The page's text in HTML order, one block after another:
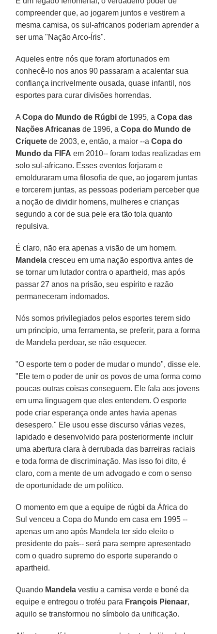
compreender que, ao jogarem juntos e vestirem a
mesma camisa, os sul-africanos poderiam aprender a
ser uma "Nação Arco-Íris".
Aqueles entre nós que foram afortunados em
conhecê-lo nos anos 90 passaram a acalentar sua
confiança incrivelmente ousada, quase infantil, nos
esportes para curar divisões horrendas.
ACopa do Mundo de Rúgbi de 1995, aCopa das
Nações Africanas de 1996, aCopa do Mundo de
Críquete de 2003, e, então, a maior --aCopa do
Mundo da FIFA em 2010-- foram todas realizadas em
solo sul-africano. Esses eventos forjaram e
emolduraram uma filosofia de que, ao jogarem juntas
e torcerem juntas, as pessoas poderiam perceber que
a noção de dividir homens, mulheres e crianças
segundo a cor de sua pele era tão tola quanto
repulsiva.
É claro, não era apenas a visão de um homem.
Mandela cresceu em uma nação esportiva antes de
se tornar um lutador contra o apartheid, mas após
passar 27 anos na prisão, seu espírito e razão
permaneceram indomados.
Nós somos privilegiados pelos esportes terem sido
um princípio, uma ferramenta, se preferir, para a forma
de Mandela perdoar, se não esquecer.
"O esporte tem o poder de mudar o mundo", disse ele.
"Ele tem o poder de unir os povos de uma forma como
poucas outras coisas conseguem. Ele fala aos jovens
em uma linguagem que eles entendem. O esporte
pode criar esperança onde antes havia apenas
desespero." Ele usou esse discurso várias vezes,
lapidado e desenvolvido para posteriormente incluir
uma abertura clara à derrubada das barreiras raciais
e toda forma de discriminação. Mas isso foi dito, é
claro, com a mente de um advogado e com o senso
de oportunidade de um político.
O momento em que a equipe de rúgbi da África do
Sul venceu a Copa do Mundo em casa em 1995 --
apenas um ano após Mandela ter sido eleito o
presidente do país-- será para sempre apresentado
com o quadro supremo do esporte superando o
apartheid.
Quando Mandela vestiu a camisa verde e boné da
equipe e entregou o troféu para François Pienaar,
aquilo se transformou no símbolo da unificação.